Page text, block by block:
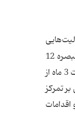
(ش) تبصره 12
قانون بودجه سال 83 دولت را موظف به تمرکز کلیه فعالیت‌های مربوط به انرژی‌های نو در یک دستگاه اجرایی ظرف مدت 3 ماه از
178607/1901 مورخ 28/09/1383 را که مبنی بر تمرکز
اقدامات